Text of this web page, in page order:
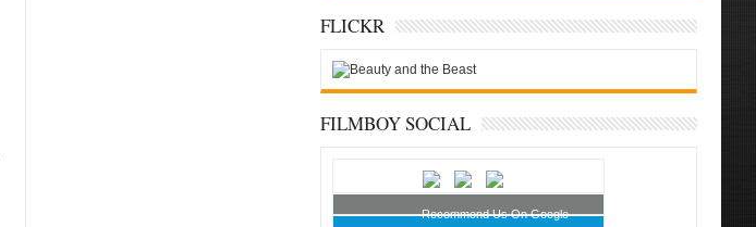
FLICKR
FILMBOY SOCIAL
Recommend Us On Google